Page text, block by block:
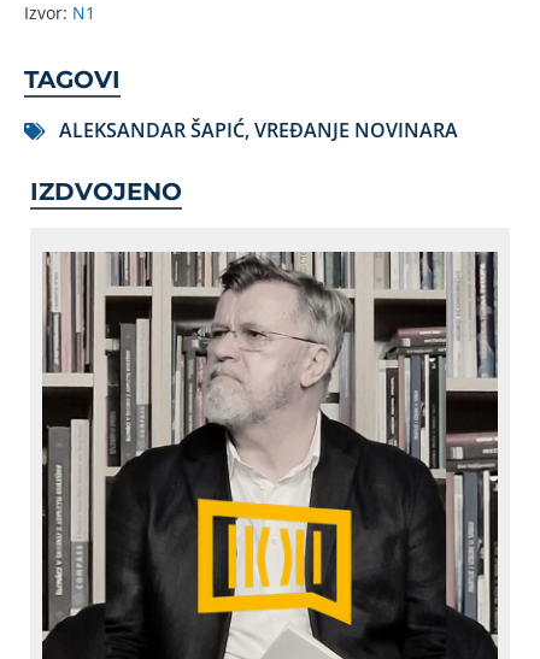
Izvor: N1
TAGOVI
ALEKSANDAR ŠAPIĆ,VREĐANJE NOVINARA
IZDVOJENO